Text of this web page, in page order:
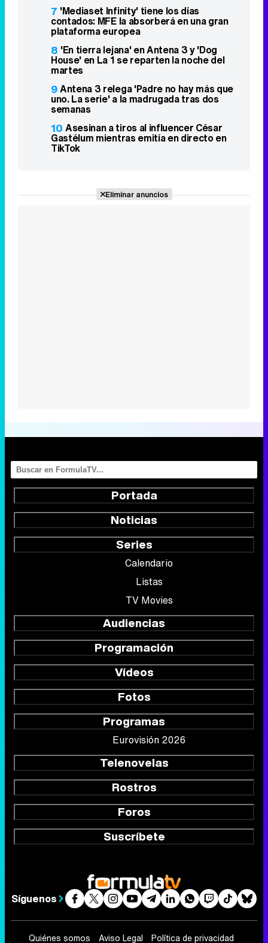
7 'Mediaset Infinity' tiene los días
contados: MFE la absorberá en una gran
plataforma europea
8 'En tierra lejana' en Antena 3 y 'Dog
House' en La 1 se reparten la noche del
martes
9Antena 3 relega 'Padre no hay más que
uno. La serie' a la madrugada tras dos
semanas
10 Asesinan a tiros al influencer César
Gastélum mientras emitía en directo en
TikTok
Eliminar anuncios
Portada
Noticias
Series
Calendario
Listas
TV Movies
Audiencias
Programación
Vídeos
Fotos
Programas
Eurovisión 2026
Telenovelas
Rostros
Foros
Suscríbete
Síguenos
Quiénes somos Aviso Legal Política de privacidad